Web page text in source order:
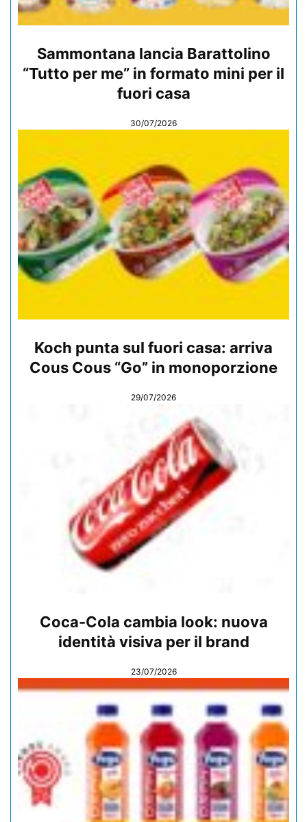
Sammontana lancia Barattolino
“Tutto per me” in formato mini per il
fuori casa
30/07/2026
Koch punta sul fuori casa: arriva
Cous Cous “Go” in monoporzione
29/07/2026
Coca-Cola cambia look: nuova
identità visiva per il brand
23/07/2026